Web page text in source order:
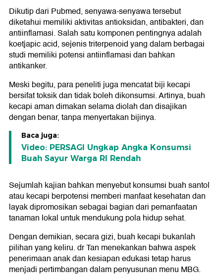
Dikutip dari Pubmed, senyawa-senyawa tersebut
diketahui memiliki aktivitas antioksidan, antibakteri, dan
antiinflamasi. Salah satu komponen pentingnya adalah
koetjapic acid, sejenis triterpenoid yang dalam berbagai
studi memiliki potensi antiinflamasi dan bahkan
antikanker.
Meski begitu, para peneliti juga mencatat biji kecapi
bersifat toksik dan tidak boleh dikonsumsi. Artinya, buah
kecapi aman dimakan selama diolah dan disajikan
dengan benar, tanpa menyertakan bijinya.
Baca juga:
Video: PERSAGI Ungkap Angka Konsumsi
Buah Sayur Warga RI Rendah
Sejumlah kajian bahkan menyebut konsumsi buah santol
atau kecapi berpotensi memberi manfaat kesehatan dan
layak dipromosikan sebagai bagian dari pemanfaatan
tanaman lokal untuk mendukung pola hidup sehat.
Dengan demikian, secara gizi, buah kecapi bukanlah
pilihan yang keliru. dr Tan menekankan bahwa aspek
penerimaan anak dan kesiapan edukasi tetap harus
menjadi pertimbangan dalam penyusunan menu MBG.